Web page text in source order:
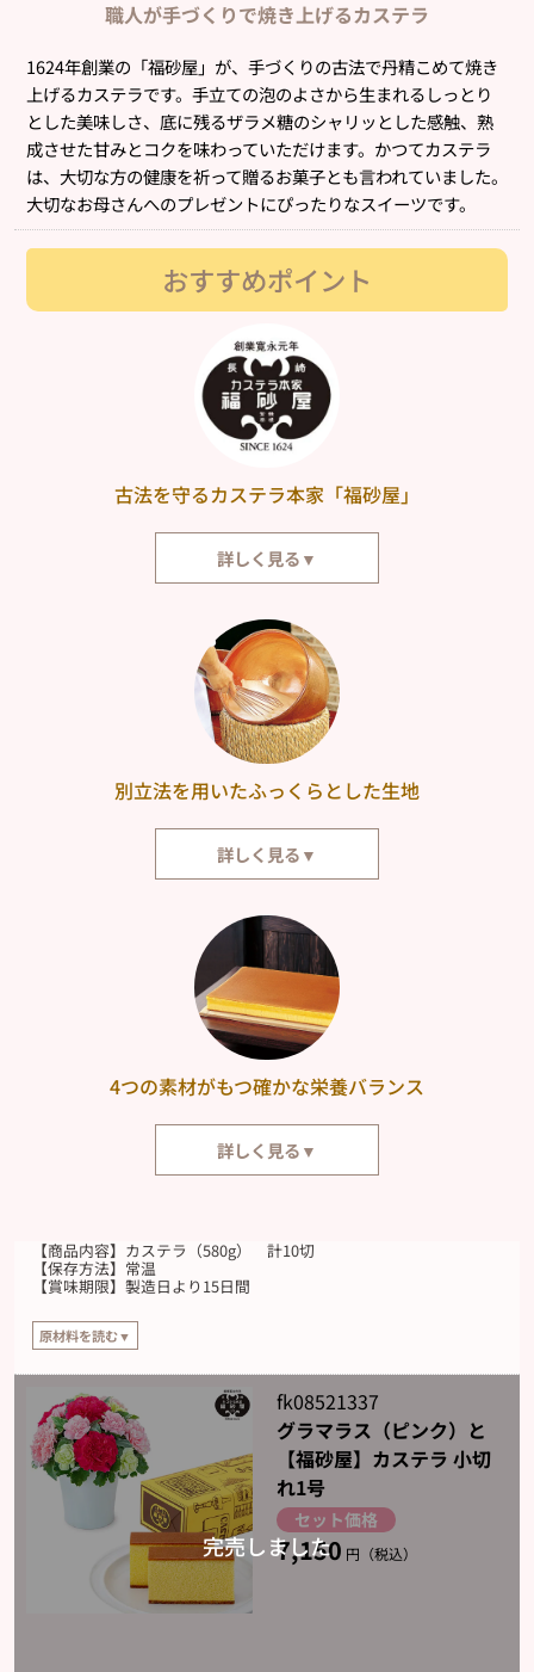
職人が手づくりで焼き上げるカステラ
1624年創業の「福砂屋」が、手づくりの古法で丹精こめて焼き
上げるカステラです。手立ての泡のよさから生まれるしっとり
とした美味しさ、底に残るザラメ糖のシャリッとした感触、熟
成させた甘みとコクを味わっていただけます。かつてカステラ
は、大切な方の健康を祈って贈るお菓子とも言われていました。
大切なお母さんへのプレゼントにぴったりなスイーツです。
おすすめポイント
古法を守るカステラ本家「福砂屋」
詳しく見る▼
古法を変えることなく守っています。古きを尊び新しきを創造する事を旨と
して、創業の心への原点回帰の一方、創意工夫を支えにして時をつないでま
別立法を用いたふっくらとした生地
詳しく見る▼
ています。卵の手割りに始まり、泡立て、混合、攪拌、焼き上げまでおこな
っております。卵の泡立ては「別立法」。別立法とは、まず白身を十分に泡
立て、その後に黄身とザラメ糖を加えてさらに攪拌する製法です。手立ての
泡の良さから、ふっくらとしたカステラが生まれます。
4つの素材がもつ確かな栄養バランス
詳しく見る▼
豊かな味わいは、大切な人へのプレゼントにぴったりです。
【商品内容】カステラ（580g） 計10切
【保存方法】常温
【賞味期限】製造日より15日間
原材料を読む▼
【原材料】
鶏卵（国産）、砂糖、小麦粉、水あめ
fk08521337
グラマラス（ピンク）と
【福砂屋】カステラ 小切
れ1号
セット価格
7,150 円（税込）